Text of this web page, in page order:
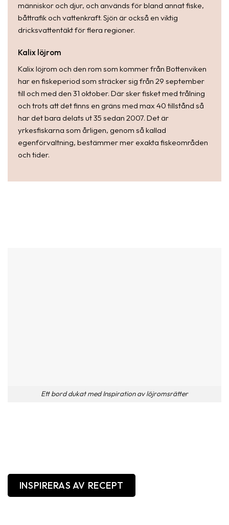
människor och djur, och används för bland annat fiske,
båttrafik och vattenkraft. Sjön är också en viktig
dricksvattentäkt för flera regioner.
Kalix löjrom
Kalix löjrom och den rom som kommer från Bottenviken
har en fiskeperiod som sträcker sig från 29 september
till och med den 31 oktober. Där sker fisket med trålning
och trots att det finns en gräns med max 40 tillstånd så
har det bara delats ut 35 sedan 2007. Det är
yrkesfiskarna som årligen, genom så kallad
egenförvaltning, bestämmer mer exakta fiskeområden
och tider.
Ett bord dukat med Inspiration av löjromsrätter
INSPIRERAS AV RECEPT